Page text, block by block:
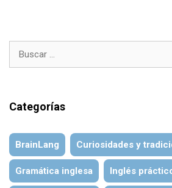
Categorías
BrainLang Curiosidades y
Gramática inglesa Inglés